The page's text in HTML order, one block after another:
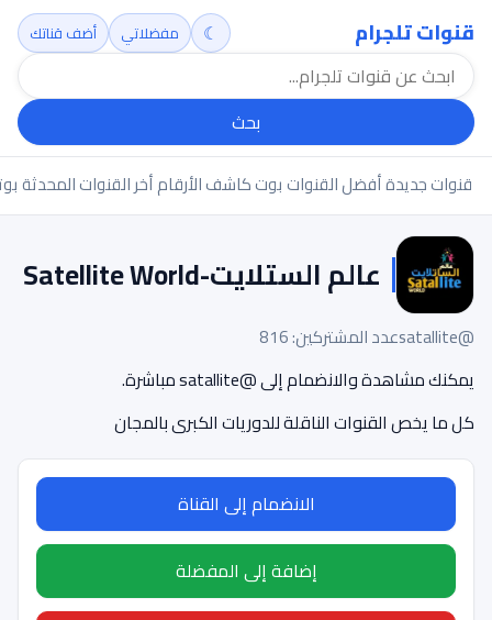
قنوات تلجرام
بحث
☾ مفضلاتي أضف قناتك
قنوات جديدةأفضل القنواتبوت كاشف الأرقامأخر القنوات المحدثة
عالم الستلايت-Satellite World
@satallite
عدد المشتركين: 816
يمكنك مشاهدة والانضمام إلى @satallite مباشرة.
كل ما يخص القنوات الناقلة للدوريات الكبرى بالمجان
الانضمام إلى القناة
إضافة إلى المفضلة